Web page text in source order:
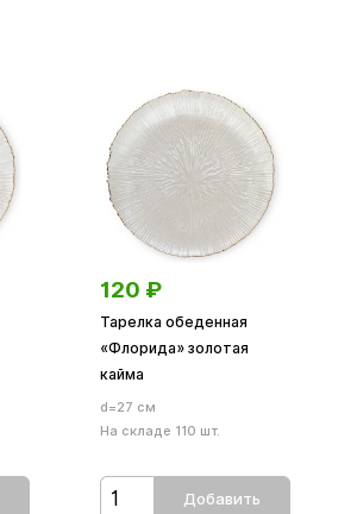
120 ₽
Тарелка обеденная
«Флорида» золотая
кайма
d=27 см
На складе 110 шт.
Добавить